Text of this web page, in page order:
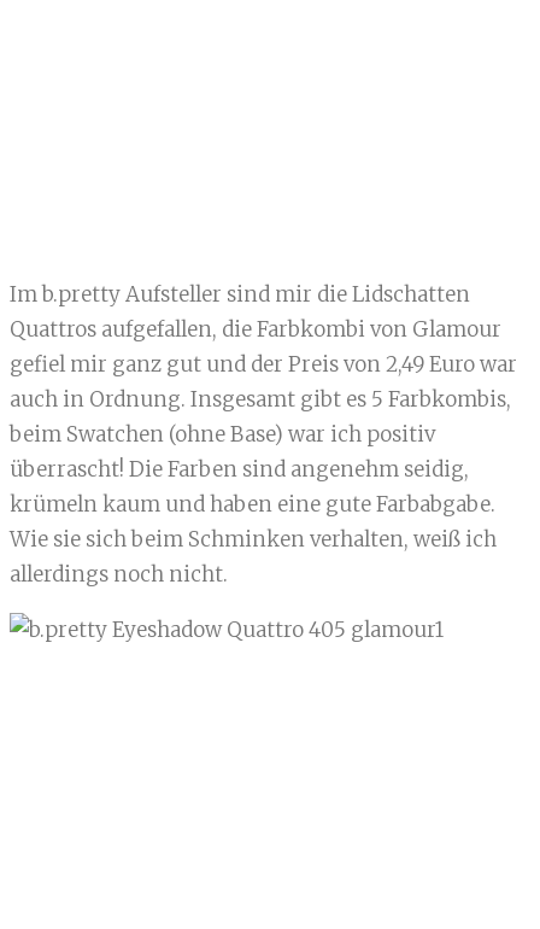
Im b.pretty Aufsteller sind mir die Lidschatten
Quattros aufgefallen, die Farbkombi von Glamour
gefiel mir ganz gut und der Preis von 2,49 Euro war
auch in Ordnung. Insgesamt gibt es 5 Farbkombis,
beim Swatchen (ohne Base) war ich positiv
überrascht! Die Farben sind angenehm seidig,
krümeln kaum und haben eine gute Farbabgabe.
Wie sie sich beim Schminken verhalten, weiß ich
allerdings noch nicht.